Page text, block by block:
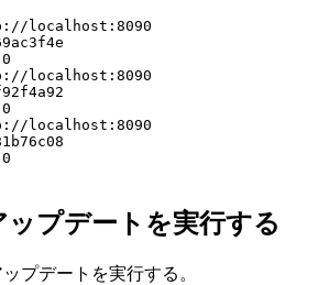
localhost:8090
localhost:8090
localhost:8090
ップデートを実行する
プデートを実行する。